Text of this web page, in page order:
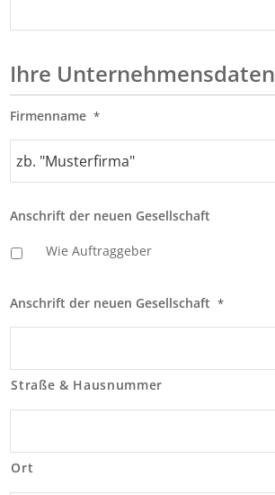
Ihre Unternehmensdaten
Firmenname *
Anschrift der neuen Gesellschaft
Wie Auftraggeber
Anschrift der neuen Gesellschaft *
Straße & Hausnummer
Ort